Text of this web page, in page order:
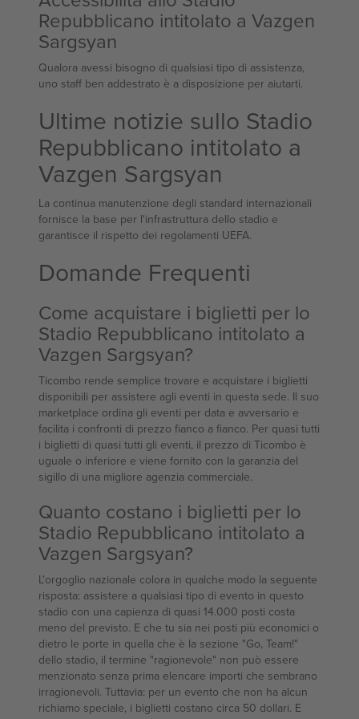
Repubblicano intitolato a Vazgen
Sargsyan
Qualora avessi bisogno di qualsiasi tipo di assistenza,
uno staff ben addestrato è a disposizione per aiutarti.
Ultime notizie sullo Stadio
Repubblicano intitolato a
Vazgen Sargsyan
La continua manutenzione degli standard internazionali
fornisce la base per l'infrastruttura dello stadio e
garantisce il rispetto dei regolamenti UEFA.
Domande Frequenti
Come acquistare i biglietti per lo
Stadio Repubblicano intitolato a
Vazgen Sargsyan?
Ticombo rende semplice trovare e acquistare i biglietti
disponibili per assistere agli eventi in questa sede. Il suo
marketplace ordina gli eventi per data e avversario e
facilita i confronti di prezzo fianco a fianco. Per quasi tutti
i biglietti di quasi tutti gli eventi, il prezzo di Ticombo è
uguale o inferiore e viene fornito con la garanzia del
sigillo di una migliore agenzia commerciale.
Quanto costano i biglietti per lo
Stadio Repubblicano intitolato a
Vazgen Sargsyan?
L'orgoglio nazionale colora in qualche modo la seguente
risposta: assistere a qualsiasi tipo di evento in questo
stadio con una capienza di quasi 14.000 posti costa
meno del previsto. E che tu sia nei posti più economici o
dietro le porte in quella che è la sezione "Go, Team!"
dello stadio, il termine "ragionevole" non può essere
menzionato senza prima elencare importi che sembrano
irragionevoli. Tuttavia: per un evento che non ha alcun
richiamo speciale, i biglietti costano circa 50 dollari. E